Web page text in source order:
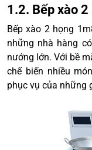
1.2. Bếp xào
Bếp xào 2 họng
những nhà hàng
nướng lớn. Với bề
chế biến nhiều
phục vụ của những